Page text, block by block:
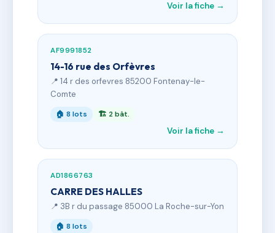
Voir la fiche →
AF9991852
14-16 rue des Orfèvres
📍 14 r des orfevres 85200 Fontenay-le-
Comte
🏠 8 lots 🏗 2 bât.
Voir la fiche →
AD1866763
CARRE DES HALLES
📍 3B r du passage 85000 La Roche-sur-Yon
🏠 8 lots